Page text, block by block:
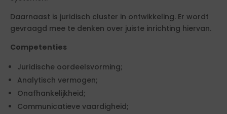
Daarnaast is juridisch cluster in ontwikkeling. Er wordt
gevraagd mee te denken over juiste inrichting hiervan.
Competenties
Juridische oordeelsvorming;
Analytisch vermogen;
Onafhankelijkheid;
Communicatieve vaardigheid;